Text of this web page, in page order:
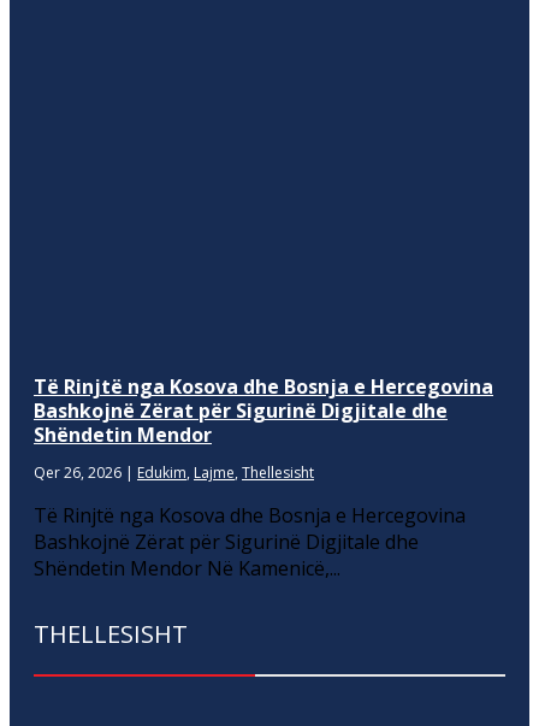
Të Rinjtë nga Kosova dhe Bosnja e Hercegovina
Bashkojnë Zërat për Sigurinë Digjitale dhe
Shëndetin Mendor
Qer 26, 2026 | Edukim, Lajme, Thellesisht
Të Rinjtë nga Kosova dhe Bosnja e Hercegovina
Bashkojnë Zërat për Sigurinë Digjitale dhe
Shëndetin Mendor Në Kamenicë,...
THELLESISHT